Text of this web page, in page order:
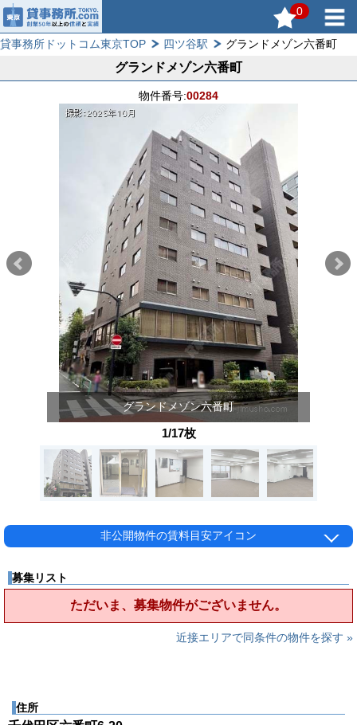
0
貸事務所ドットコム東京TOP 四ツ谷駅 グランドメゾン六番町
グランドメゾン六番町
物件番号:00284
グランドメゾン六番町
1/17枚
非公開物件の賃料目安アイコン
募集リスト
ただいま、募集物件がございません。
近接エリアで同条件の物件を探す »
住所